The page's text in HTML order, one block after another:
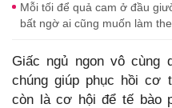
Mỗi tối để quả cam ở đầu
bất ngờ ai cũng muốn làm
Giấc ngủ ngon vô cùng
chúng giúp phục hồi cơ
còn là cơ hội để tế bào